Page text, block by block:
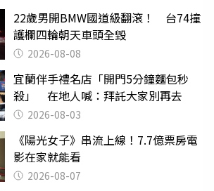
22歲男開BMW國道級翻滾！ 台74撞
護欄四輪朝天車頭全毀
2026-08-08
宜蘭伴手禮名店「開門5分鐘麵包秒
殺」 在地人喊：拜託大家別再去
2026-08-03
《陽光女子》串流上線！7.7億票房電
影在家就能看
2026-08-07